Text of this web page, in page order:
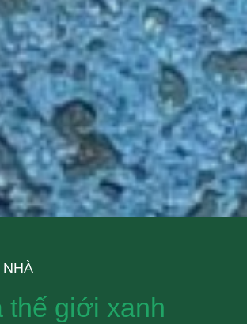
thế giới xanh